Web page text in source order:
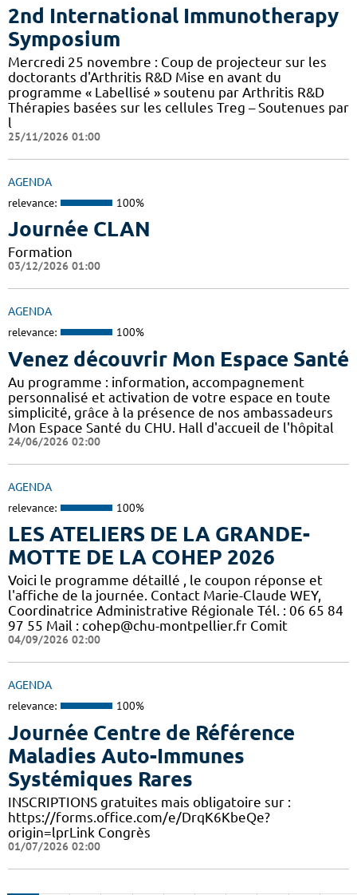
2nd International Immunotherapy
Symposium
Mercredi 25 novembre : Coup de projecteur sur les
doctorants d'Arthritis R&D Mise en avant du
programme « Labellisé » soutenu par Arthritis R&D
Thérapies basées sur les cellules Treg – Soutenues par
l
25/11/2026 01:00
AGENDA
relevance: 100%
Journée CLAN
Formation
03/12/2026 01:00
AGENDA
relevance: 100%
Venez découvrir Mon Espace Santé
Au programme : information, accompagnement
personnalisé et activation de votre espace en toute
simplicité, grâce à la présence de nos ambassadeurs
Mon Espace Santé du CHU. Hall d'accueil de l'hôpital
24/06/2026 02:00
AGENDA
relevance: 100%
LES ATELIERS DE LA GRANDE-
MOTTE DE LA COHEP 2026
Voici le programme détaillé , le coupon réponse et
l'affiche de la journée. Contact Marie-Claude WEY,
Coordinatrice Administrative Régionale Tél. : 06 65 84
97 55 Mail : cohep@chu-montpellier.fr Comit
04/09/2026 02:00
AGENDA
relevance: 100%
Journée Centre de Référence
Maladies Auto-Immunes
Systémiques Rares
INSCRIPTIONS gratuites mais obligatoire sur :
https://forms.office.com/e/DrqK6KbeQe?
origin=lprLink Congrès
01/07/2026 02:00